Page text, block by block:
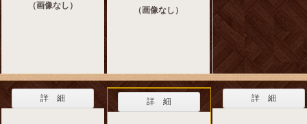
（画像なし） （画像なし）
詳 細 詳 細 詳 細